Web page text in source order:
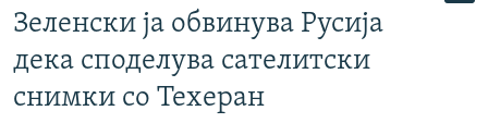
Зеленски ја обвинува Русија
дека споделува сателитски
снимки со Техеран